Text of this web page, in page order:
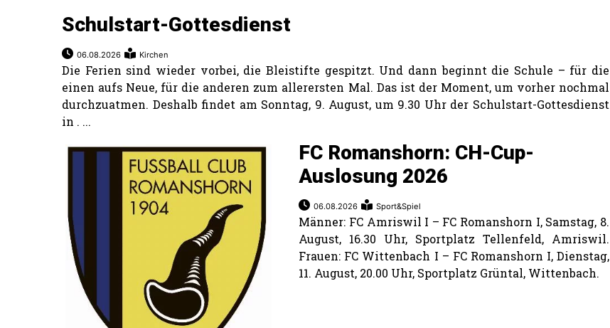
Schulstart-Gottesdienst
06.08.2026 Kirchen
Die Ferien sind wieder vorbei, die Bleistifte gespitzt. Und dann beginnt die Schule – für die
einen aufs Neue, für die anderen zum allerersten Mal. Das ist der Moment, um vorher nochmal
durchzuatmen. Deshalb findet am Sonntag, 9. August, um 9.30 Uhr der Schulstart-Gottesdienst
in . ...
FC Romanshorn: CH-Cup-
Auslosung 2026
06.08.2026 Sport&Spiel
Männer: FC Amriswil I – FC Romanshorn I, Samstag, 8.
August, 16.30 Uhr, Sportplatz Tellenfeld, Amriswil.
Frauen: FC Wittenbach I – FC Romanshorn I, Dienstag,
11. August, 20.00 Uhr, Sportplatz Grüntal, Wittenbach.